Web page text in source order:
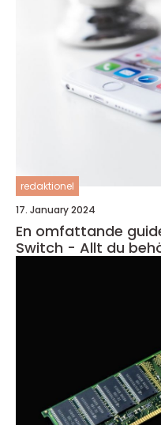
redaktionel
17. January 2024
En omfattande
Switch - Allt du